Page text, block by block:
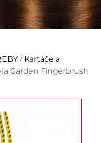
/ Kartáče a
Garden Fingerbrush